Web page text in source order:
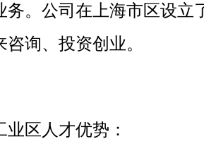
务。公司在上海市区设立
询、投资创业。
业区人才优势：